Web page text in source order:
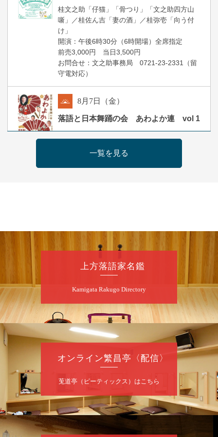
桂文之助「仔猫」「骨つり」「文之助四方山
噺」／桂佐ん吉「妻の酒」／桂弥壱「向う付
け」
開演：午後6時30分（6時開場）全席指定
前売3,000円 当日3,500円
お問合せ：文之助事務局 0721-23-2331（留
守電対応）
8月 7日（金）
落語と日本舞踊の会 あわよか連 vol 1
開演：午前10時（9時30分開場）
前売2,500円 当日3,000円
桂二豆／露の瑞／桂きん太郎／いわみせいじ
（似顔絵）／笑福亭笑利／桂文太～仲入～露
★菟道亭 配信あり
8月7日（金）
噺家が落語と芝居をしてみる会
桂米之助／桂団治郎／桂弥太郎／桂米舞／是
開演：午後6時30分（6時開場）全席指定
お問合せ：米朝事務所 06-6365-8281（平日
10時～18時）
★菟道亭配信あり
一覧を見る
上方落語家名鑑
Kamigata Rakugo Directory
オンライン繁昌亭〈配信〉
莵道亭（ピーティックス）はこちら